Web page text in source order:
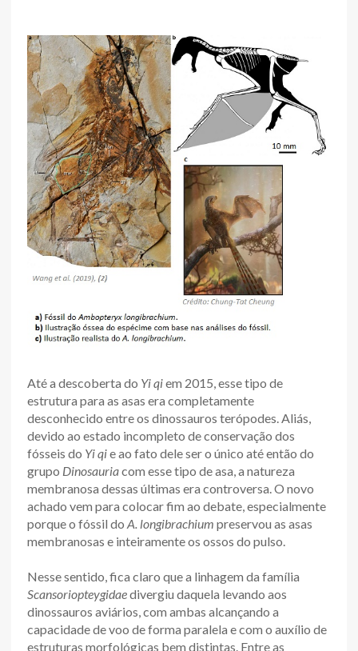
Até a descoberta do Yi qiem 2015, esse tipo de
estrutura para as asas era completamente
desconhecido entre os dinossauros terópodes. Aliás,
devido ao estado incompleto de conservação dos
fósseis do Yi qie ao fato dele ser o único até então do
grupo Dinosauriacom esse tipo de asa, a natureza
membranosa dessas últimas era controversa. O novo
achado vem para colocar fim ao debate, especialmente
porque o fóssil do A. longibrachium preservou as asas
membranosas e inteiramente os ossos do pulso.
Nesse sentido, fica claro que a linhagem da família
Scansoriopteygidaedivergiu daquela levando aos
dinossauros aviários, com ambas alcançando a
capacidade de voo de forma paralela e com o auxílio de
estruturas morfológicas bem distintas. Entre as